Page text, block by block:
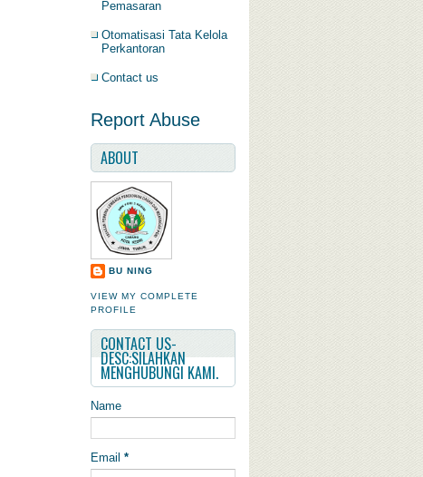
Pemasaran
Otomatisasi Tata Kelola
Perkantoran
Contact us
Report Abuse
ABOUT
BU NING
VIEW MY COMPLETE
PROFILE
CONTACT US-
DESC:SILAHKAN
MENGHUBUNGI KAMI.
Name
Email *